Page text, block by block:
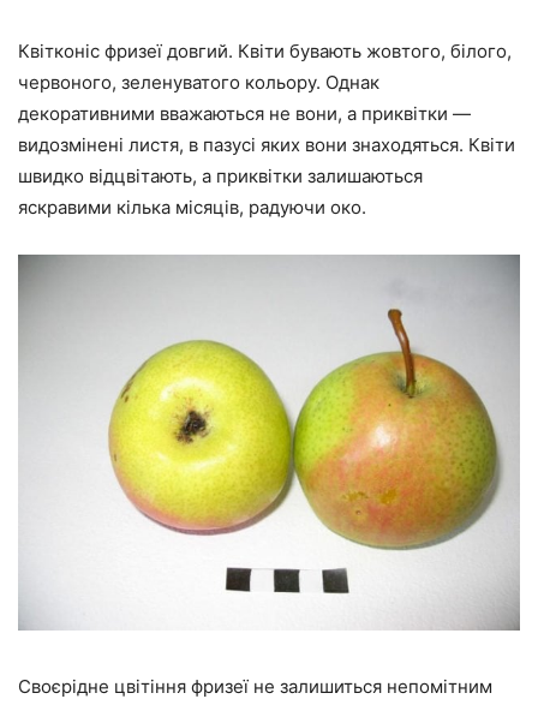
Квітконіс фризеї довгий. Квіти бувають жовтого, білого,
червоного, зеленуватого кольору. Однак
декоративними вважаються не вони, а приквітки —
видозмінені листя, в пазусі яких вони знаходяться. Квіти
швидко відцвітають, а приквітки залишаються
яскравими кілька місяців, радуючи око.
Своєрідне цвітіння фризеї не залишиться непомітним